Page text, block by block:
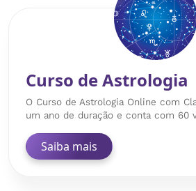
Curso de Astrologia
O Curso de Astrologia Online com
um ano de duração e conta com 60
Saiba mais